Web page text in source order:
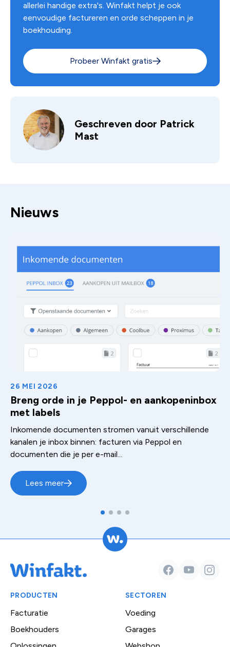
allerlei handige extra's. Winfakt helpt je ook
eenvoudige factureren en orde scheppen in je
boekhouding.
Probeer Winfakt gratis
Geschreven door Patrick
Mast
Nieuws
26 MEI 2026
Breng orde in je Peppol- en aankopeninbox
met labels
Inkomende documenten stromen vanuit verschillende
kanalen je inbox binnen: facturen via Peppol en
documenten die je per e-mail...
Lees meer
FacebookYouTube
PRODUCTEN
Facturatie
Boekhouders
SECTOREN
Voeding
Garages